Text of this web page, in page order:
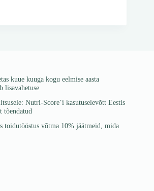
kuue kuuga kogu eelmise aasta
lisavahetuse
Nutri-Score’i kasutuselevõtt Eestis
tõendatud
toidutööstus võtma 10% jäätmeid, mida